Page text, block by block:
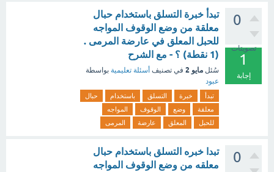
0
تصويتات
1
إجابة
تبدأ خبرة التسلق باستخدام حبال
معلقة من وضع الوقوف المواجه
للحبل المعلق في عارضة المرمى .
(1 نقطة) ؟ - مع الشرح
سُئل مايو 2 في تصنيف أسئلة تعليمية بواسطة
عبود
تبدأ خبرة التسلق باستخدام
حبال
معلقة
وضع الوقوف
المواجه
للحبل
المعلق عارضة المرمى
0
تبدا خبره التسلق باستخدام حبال
معلقه من وضع الوقوف المواجه